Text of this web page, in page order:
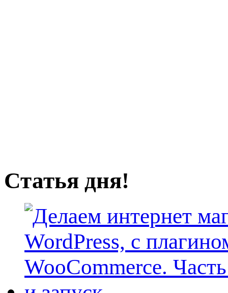
Статья дня!